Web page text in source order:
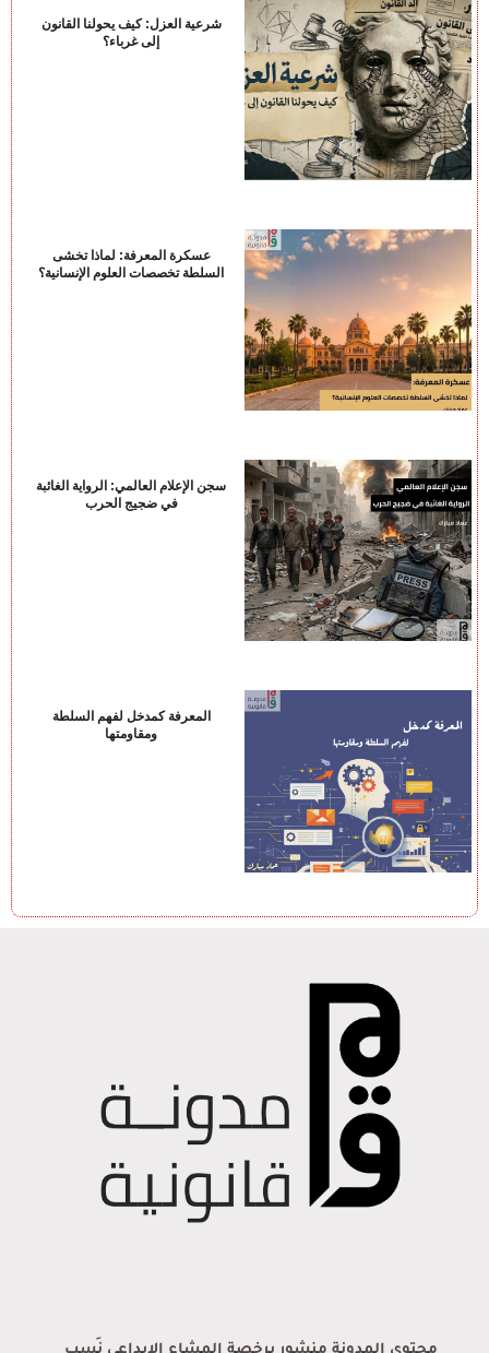
شرعية العزل: كيف يحولنا القانون
إلى غرباء؟
عسكرة المعرفة: لماذا تخشى
السلطة تخصصات العلوم الإنسانية؟
سجن الإعلام العالمي: الرواية الغائبة
في ضجيج الحرب
المعرفة كمدخل لفهم السلطة
ومقاومتها